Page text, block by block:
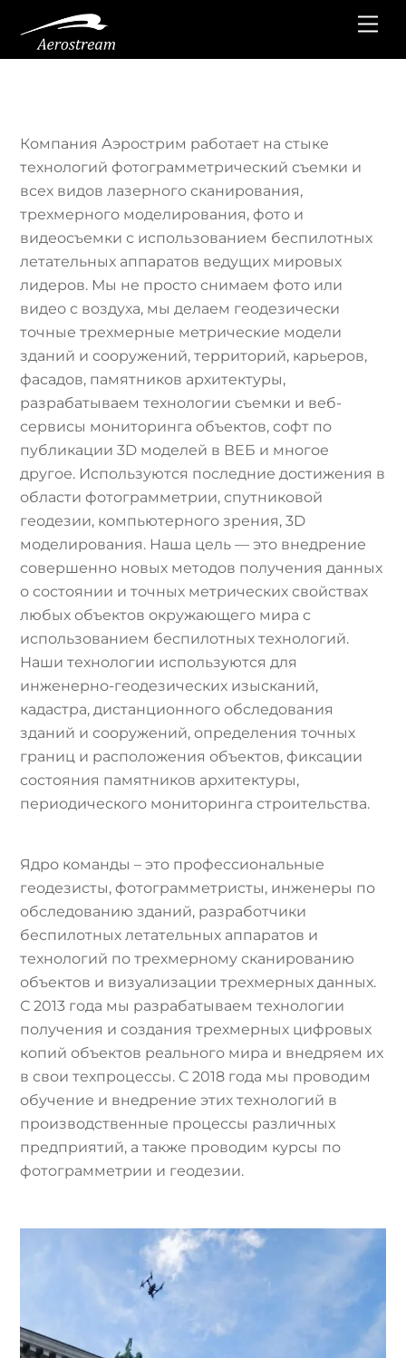
содержанию
Компания Аэрострим работает на стыке
технологий фотограмметрический съемки и
всех видов лазерного сканирования,
трехмерного моделирования, фото и
видеосъемки с использованием беспилотных
летательных аппаратов ведущих мировых
лидеров. Мы не просто снимаем фото или
видео с воздуха, мы делаем геодезически
точные трехмерные метрические модели
зданий и сооружений, территорий, карьеров,
фасадов, памятников архитектуры,
разрабатываем технологии съемки и веб-
сервисы мониторинга объектов, софт по
публикации 3D моделей в ВЕБ и многое
другое. Используются последние достижения в
области фотограмметрии, спутниковой
геодезии, компьютерного зрения, 3D
моделирования. Наша цель — это внедрение
совершенно новых методов получения данных
о состоянии и точных метрических свойствах
любых объектов окружающего мира с
использованием беспилотных технологий.
Наши технологии используются для
инженерно-геодезических изысканий,
кадастра, дистанционного обследования
зданий и сооружений, определения точных
границ и расположения объектов, фиксации
состояния памятников архитектуры,
периодического мониторинга строительства.
Ядро команды – это профессиональные
геодезисты, фотограмметристы, инженеры по
обследованию зданий, разработчики
беспилотных летательных аппаратов и
технологий по трехмерному сканированию
объектов и визуализации трехмерных данных.
С 2013 года мы разрабатываем технологии
получения и создания трехмерных цифровых
копий объектов реального мира и внедряем их
в свои техпроцессы. С 2018 года мы проводим
обучение и внедрение этих технологий в
производственные процессы различных
предприятий, а также проводим курсы по
фотограмметрии и геодезии.